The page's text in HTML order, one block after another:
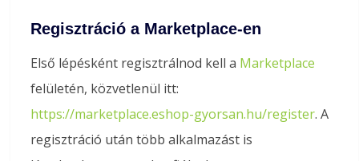
Regisztráció a Marketplace-en
Első lépésként regisztrálnod kell a Marketplace
felületén, közvetlenül itt:
https://marketplace.eshop-gyorsan.hu/register. A
regisztráció után több alkalmazást is